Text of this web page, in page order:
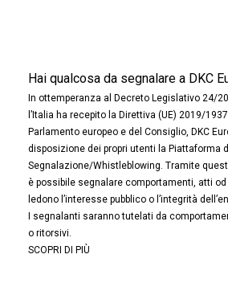
Hai qualcosa da segnalare a DKC
In ottemperanza al Decreto Legislativo 24/
l’Italia ha recepito la Direttiva (UE) 2019/
Parlamento europeo e del Consiglio, DKC
disposizione dei propri utenti la Piattaforma
Segnalazione/Whistleblowing. Tramite
è possibile segnalare comportamenti, atti
ledono l’interesse pubblico o l’integrità
I segnalanti saranno tutelati da
o ritorsivi.
SCOPRI DI PIÙ